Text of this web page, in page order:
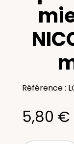
Référence :
5,80 €